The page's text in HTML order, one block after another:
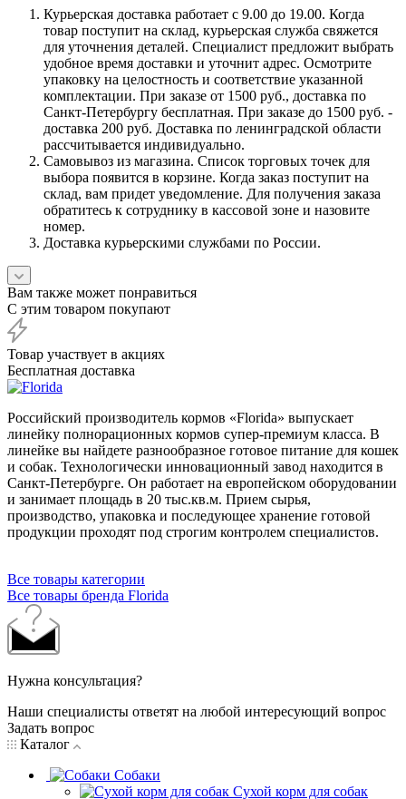
Курьерская доставка работает с 9.00 до 19.00. Когда
товар поступит на склад, курьерская служба свяжется
для уточнения деталей. Специалист предложит выбрать
удобное время доставки и уточнит адрес. Осмотрите
упаковку на целостность и соответствие указанной
комплектации. При заказе от 1500 руб., доставка по
Санкт-Петербургу бесплатная. При заказе до 1500 руб. -
доставка 200 руб. Доставка по ленинградской области
рассчитывается индивидуально.
Самовывоз из магазина. Список торговых точек для
выбора появится в корзине. Когда заказ поступит на
склад, вам придет уведомление. Для получения заказа
обратитесь к сотруднику в кассовой зоне и назовите
номер.
Доставка курьерскими службами по России.
Вам также может понравиться
С этим товаром покупают
Товар участвует в акциях
Бесплатная доставка
Российский производитель кормов «Florida» выпускает
линейку полнорационных кормов супер-премиум класса. В
линейке вы найдете разнообразное готовое питание для кошек
и собак. Технологически инновационный завод находится в
Санкт-Петербурге. Он работает на европейском оборудовании
и занимает площадь в 20 тыс.кв.м. Прием сырья,
производство, упаковка и последующее хранение готовой
продукции проходят под строгим контролем специалистов.
Все товары категории
Все товары бренда Florida
Нужна консультация?
Наши специалисты ответят на любой интересующий вопрос
Задать вопрос
Каталог
Собаки
Сухой корм для собак